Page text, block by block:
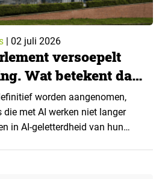
| 02 juli 2026
versoepelt
Wat betekent dat
en data-
worden aangenomen,
met AI werken niet langer
in AI-geletterdheid van hun